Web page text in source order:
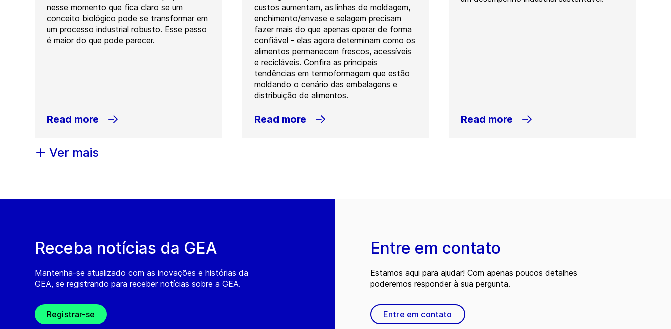
nesse momento que fica claro se um
conceito biológico pode se transformar em
um processo industrial robusto. Esse passo
é maior do que pode parecer.
Read more
custos aumentam, as linhas de moldagem,
enchimento/envase e selagem precisam
fazer mais do que apenas operar de forma
confiável - elas agora determinam como os
alimentos permanecem frescos, acessíveis
e recicláveis. Confira as principais
tendências em termoformagem que estão
moldando o cenário das embalagens e
distribuição de alimentos.
Read more Read more
Ver mais
Receba notícias da GEA
Mantenha-se atualizado com as inovações e histórias da
GEA, se registrando para receber notícias sobre a GEA.
Registrar-se
Entre em contato
Estamos aqui para ajudar! Com apenas poucos detalhes
poderemos responder à sua pergunta.
Entre em contato